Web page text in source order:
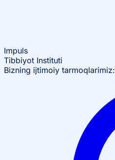
Impuls
Tibbiyot Instituti
Bizning ijtimoiy tarmoqlarimiz: